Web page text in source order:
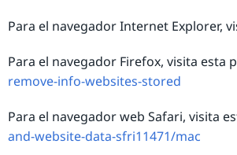
Para el navegador Internet Explorer,
Para el navegador Firefox, visita esta
remove-info-websites-stored
Para el navegador web Safari, visita
and-website-data-sfri11471/mac